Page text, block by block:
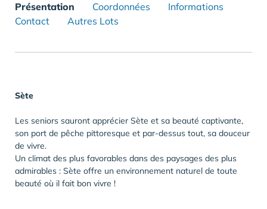
Présentation Coordonnées
Informations
Contact
Autres Lots
Sète
Les seniors sauront apprécier Sète et sa beauté captivante,
son port de pêche pittoresque et par-dessus tout, sa douceur
de vivre.
Un climat des plus favorables dans des paysages des plus
admirables : Sète offre un environnement naturel de toute
beauté où il fait bon vivre !